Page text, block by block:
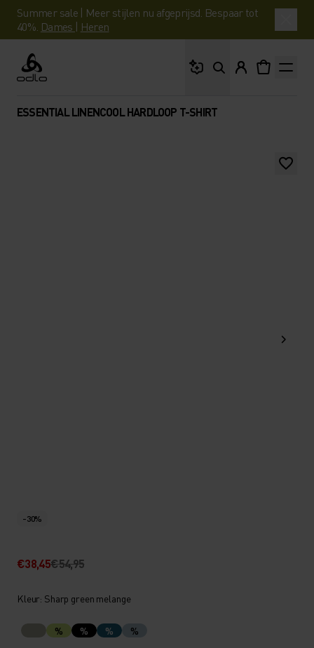
Summer sale | Meer stijlen nu afgeprijsd. Bespaar tot
40%. Dames | Heren
Odlo
ESSENTIAL LINENCOOL HARDLOOP T-SHIRT
-30%
€38,45€54,95
Kleur: Sharp green melange
% % % %